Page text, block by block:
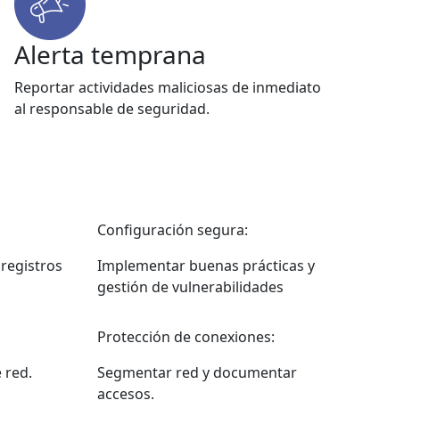
Alerta temprana
Reportar actividades maliciosas de inmediato
al responsable de seguridad.
Configuración segura:
Implementar buenas prácticas y
gestión de vulnerabilidades
red.
Protección de conexiones:
Segmentar red y documentar
accesos.